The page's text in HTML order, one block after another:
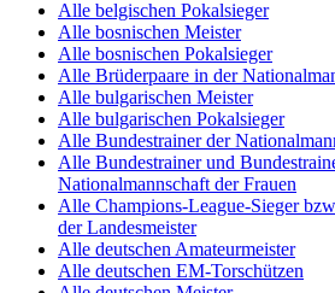
Alle belgischen Pokalsieger
Alle bosnischen Meister
Alle bosnischen Pokalsieger
Alle Brüderpaare in der
Alle bulgarischen Meister
Alle bulgarischen Pokalsieger
Alle Bundestrainer der
Alle Bundestrainer und
Nationalmannschaft der Frauen
Alle Champions-League-Sieger
der Landesmeister
Alle deutschen Amateurmeister
Alle deutschen EM-Torschützen